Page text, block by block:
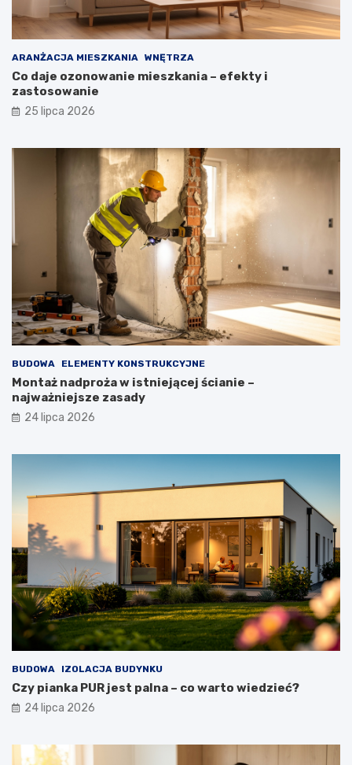
ARANŻACJA MIESZKANIA WNĘTRZA
Co daje ozonowanie mieszkania – efekty i
zastosowanie
25 lipca 2026
BUDOWA ELEMENTY KONSTRUKCYJNE
Montaż nadproża w istniejącej ścianie –
najważniejsze zasady
24 lipca 2026
BUDOWA IZOLACJA BUDYNKU
Czy pianka PUR jest palna – co warto wiedzieć?
24 lipca 2026